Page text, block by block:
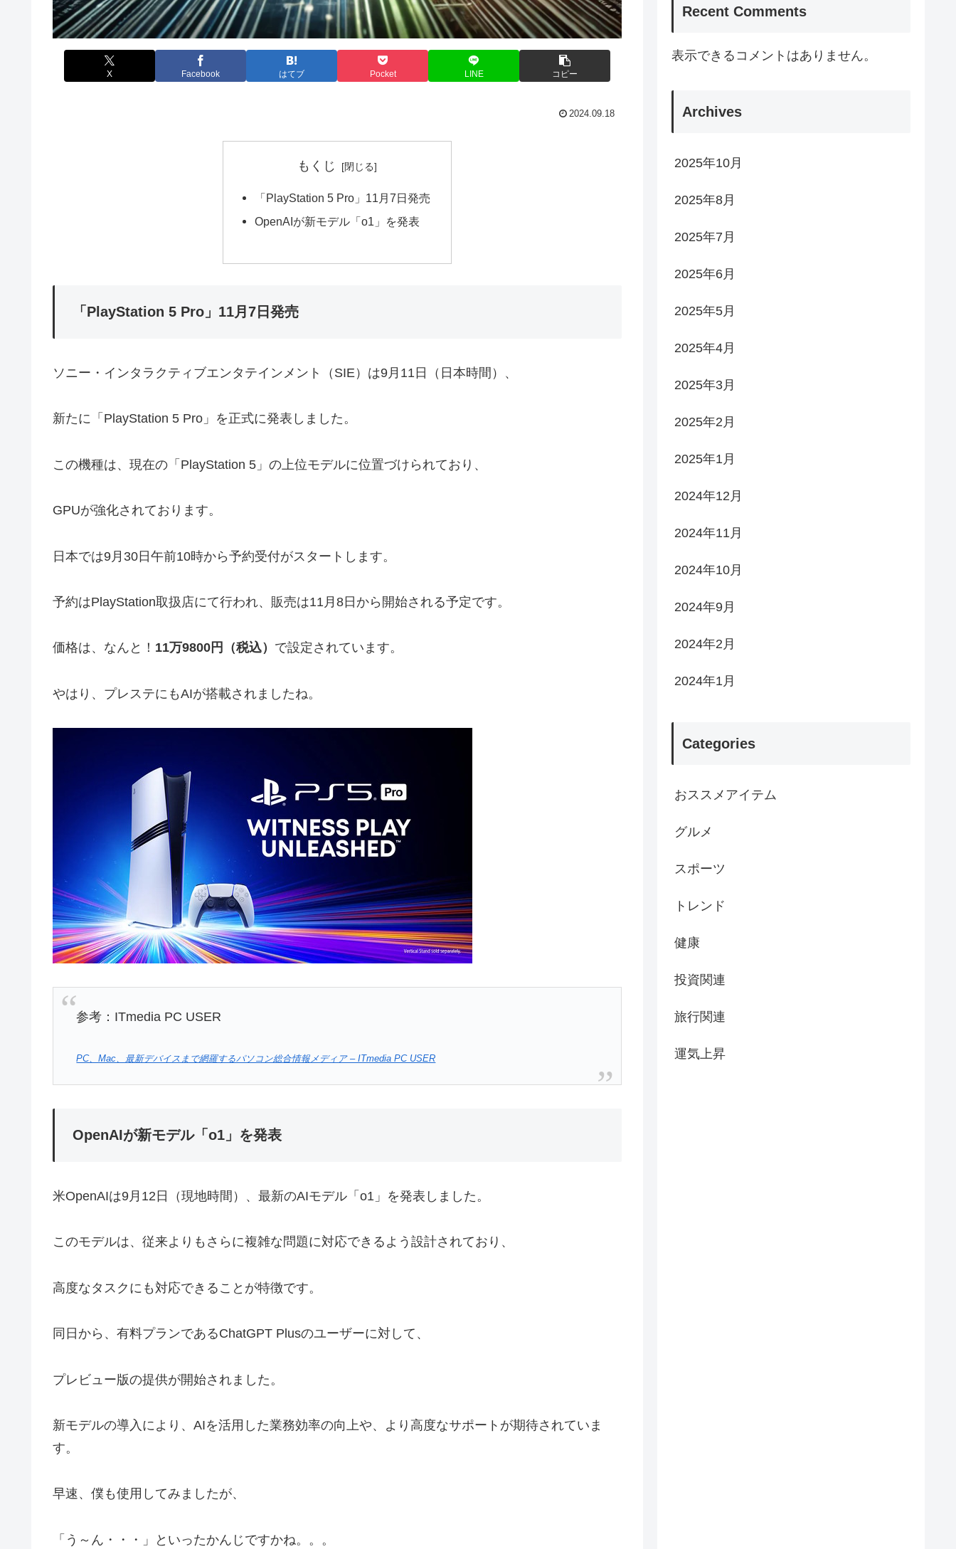
X Facebook はてブ Pocket LINE コピー
2024.09.18
もくじ
「PlayStation 5 Pro」11月7日発売
OpenAIが新モデル「o1」を発表
「PlayStation 5 Pro」11月7日発売
ソニー・インタラクティブエンタテインメント（SIE）は9月11日（日本時間）、
新たに「PlayStation 5 Pro」を正式に発表しました。
この機種は、現在の「PlayStation 5」の上位モデルに位置づけられており、
GPUが強化されております。
日本では9月30日午前10時から予約受付がスタートします。
予約はPlayStation取扱店にて行われ、販売は11月8日から開始される予定です。
価格は、なんと！ 11万9800円（税込） で設定されています。
やはり、プレステにもAIが搭載されましたね。
参考：ITmedia PC USER
PC、Mac、最新デバイスまで網羅するパソコン総合情報メディア – ITmedia PC USER
OpenAIが新モデル「o1」を発表
米OpenAIは9月12日（現地時間）、最新のAIモデル「o1」を発表しました。
このモデルは、従来よりもさらに複雑な問題に対応できるよう設計されており、
高度なタスクにも対応できることが特徴です。
同日から、有料プランであるChatGPT Plusのユーザーに対して、
プレビュー版の提供が開始されました。
新モデルの導入により、AIを活用した業務効率の向上や、より高度なサポートが期待されていま
す。
早速、僕も使用してみましたが、
「う～ん・・・」といったかんじですかね。。。
Recent Comments
表示できるコメントはありません。
Archives
2025年10月
2025年8月
2025年7月
2025年6月
2025年5月
2025年4月
2025年3月
2025年2月
2025年1月
2024年12月
2024年11月
2024年10月
2024年9月
2024年2月
2024年1月
Categories
おススメアイテム
グルメ
スポーツ
トレンド
健康
投資関連
旅行関連
運気上昇